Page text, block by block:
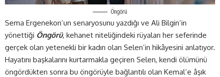
Öngörü
Sema Ergenekon’un senaryosunu yazdığı ve Ali Bilgin’in
yönettiği Öngörü, kehanet niteliğindeki rüyaları her seferinde
gerçek olan yetenekli bir kadın olan Selen’in hikâyesini anlatıyor.
Hayatını başkalarını kurtarmakla geçiren Selen, kendi ölümünü
öngördükten sonra bu öngörüyle bağlantılı olan Kemal’e âşık